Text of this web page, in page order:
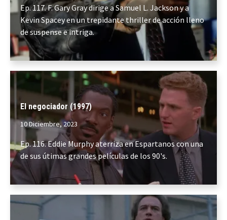
Ep. 117. F. Gary Gray dirige a Samuel L. Jackson y a
Kevin Spacey en un trepidante thriller de acción lleno
de suspense e intriga.
El negociador (1997)
10 Diciembre, 2023
Ep. 116. Eddie Murphy aterriza en Espartanos con una
de sus útimas grandes películas de los 90's.